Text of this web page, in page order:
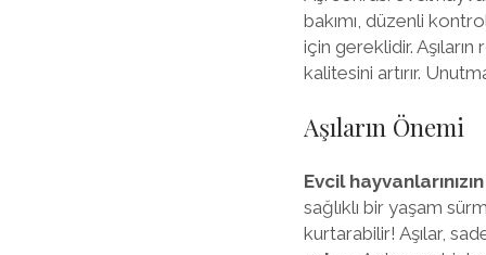
bakımı, düzenli
için gereklidir.
kalitesini artırır.
Aşıların Önemi
Evcil hayvanlarınızın
sağlıklı bir yaşam
kurtarabilir! Aşılar,